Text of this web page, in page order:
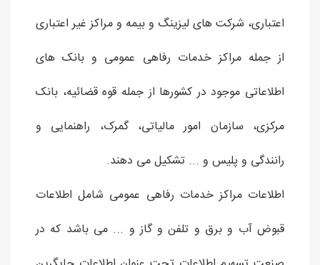
اعتباری، شرکت های لیزینگ و بیمه و مراکز غیر اعتباری
از جمله مراکز خدمات رفاهی عمومی و بانک های
اطلاعاتی موجود در کشورها از جمله قوه قضائیه، بانک
مرکزی، سازمان امور مالیاتی، گمرک، راهنمایی و
رانندگی و پلیس و ... تشکیل می دهند.
اطلاعات مراکز خدمات رفاهی عمومی شامل اطلاعات
قبوض آب و برق و تلفن و گاز و ... می باشد که در